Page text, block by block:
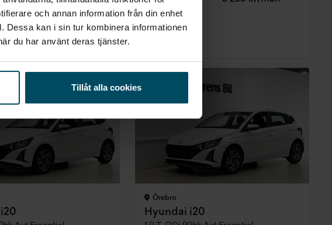
och annan information från din enhet
Dessa kan i sin tur kombinera informationen
du har använt deras tjänster.
Tillåt alla cookies
Företagsleasing
Exkl. moms
2 594 kr/mån
Företagsleasing
Exkl. moms
Örebro
Hyundai i20